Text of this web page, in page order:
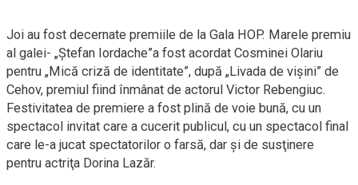
Joi au fost decernate premiile de la Gala HOP. Marele premiu
al galei- „Ştefan Iordache”a fost acordat Cosminei Olariu
pentru „Mică criză de identitate”, după „Livada de vişini” de
Cehov, premiul fiind înmânat de actorul Victor Rebengiuc.
Festivitatea de premiere a fost plină de voie bună, cu un
spectacol invitat care a cucerit publicul, cu un spectacol final
care le-a jucat spectatorilor o farsă, dar şi de susţinere
pentru actriţa Dorina Lazăr.